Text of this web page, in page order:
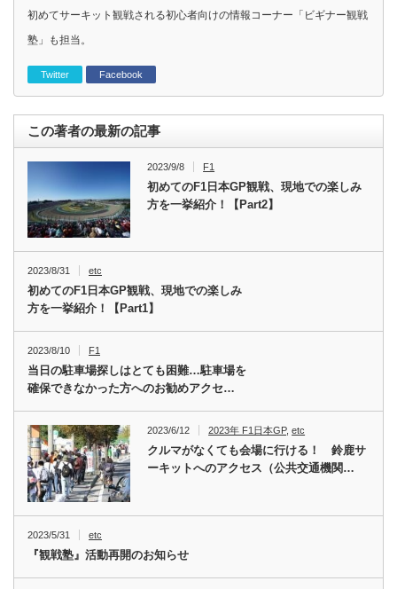
初めてサーキット観戦される初心者向けの情報コーナー「ビギナー観戦
塾」も担当。
Twitter Facebook
この著者の最新の記事
2023/9/8 F1
初めてのF1日本GP観戦、現地での楽しみ
方を一挙紹介！【Part2】
2023/8/31 etc
初めてのF1日本GP観戦、現地での楽しみ
方を一挙紹介！【Part1】
2023/8/10 F1
当日の駐車場探しはとても困難…駐車場を
確保できなかった方へのお勧めアクセ…
2023/6/12 2023年 F1日本GP,etc
クルマがなくても会場に行ける！ 鈴鹿サ
ーキットへのアクセス（公共交通機関…
2023/5/31 etc
『観戦塾』活動再開のお知らせ